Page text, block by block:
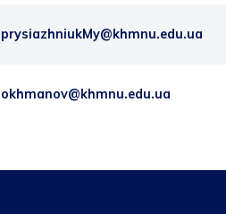
prysiazhniukMy@khmnu.edu.ua
okhmanov@khmnu.edu.ua